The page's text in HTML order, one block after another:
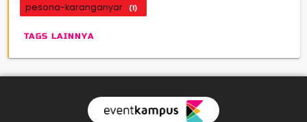
pesona-karanganyar (1)
TAGS LAINNYA